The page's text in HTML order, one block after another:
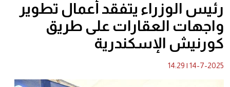
رئيس الوزراء يتفقد أعمال تطوير
واجهات العقارات على طريق
كورنيش الإسكندرية
14-7-2025
|
14:29